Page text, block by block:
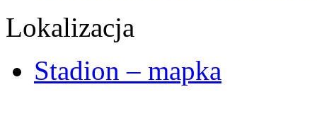
Lokalizacja
Stadion – mapka